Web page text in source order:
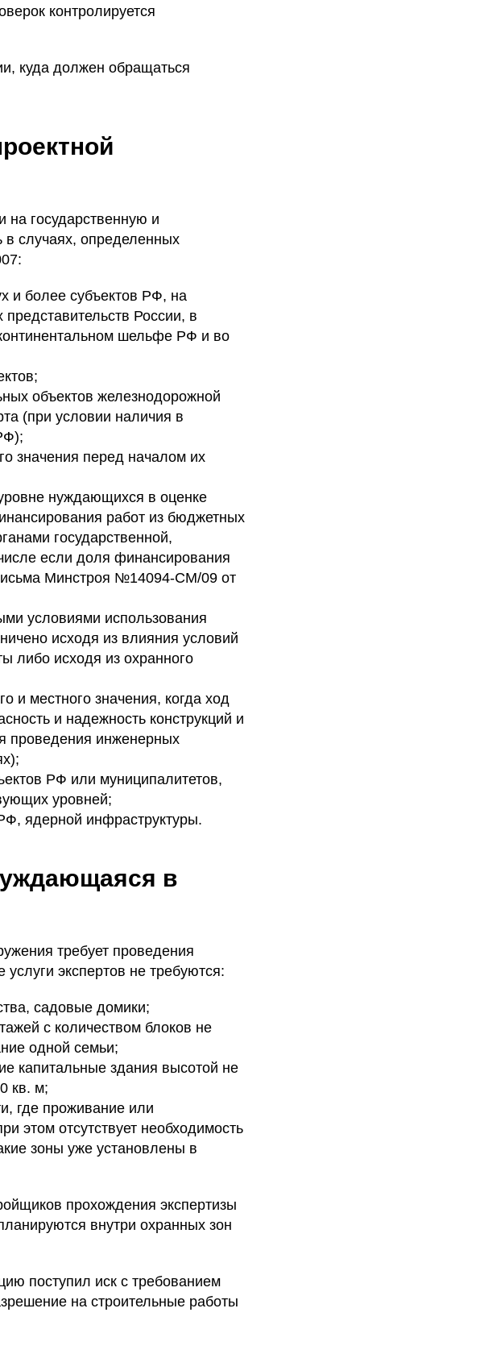
контролируется
куда должен обращаться
на государственную и
в случаях, определенных
и более субъектов РФ, на
России, в
шельфе РФ и во
объектов железнодорожной
(при условии наличия в
значения перед началом их
нуждающихся в оценке
работ из бюджетных
государственной,
если доля финансирования
Минстроя №14094-СМ/09 от
условиями использования
исходя из влияния условий
либо исходя из охранного
и местного значения, когда ход
и надежность конструкций и
проведения инженерных
РФ или муниципалитетов,
уровней;
ядерной инфраструктуры.
в
требует проведения
экспертов не требуются:
садовые домики;
с количеством блоков не
одной семьи;
капитальные здания высотой не
кв. м;
где проживание или
этом отсутствует необходимость
зоны уже установлены в
прохождения экспертизы
внутри охранных зон
поступил иск с требованием
на строительные работы